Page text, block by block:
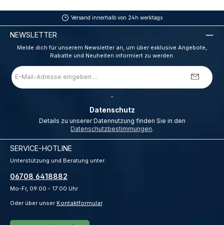
Versand innerhalb von 24h werktags
NEWSLETTER
Melde dich für unserem Newsletter an, um über exklusive Angebote,
Rabatte und Neuheiten informiert zu werden.
E-
Mail-
Adresse
Datenschutz
Datenschutzbestimmungen.
SERVICE-HOTLINE
Unterstützung und Beratung unter:
06708 6418882
Mo-Fr, 09:00 - 17:00 Uhr
Oder über unser Kontaktformular.